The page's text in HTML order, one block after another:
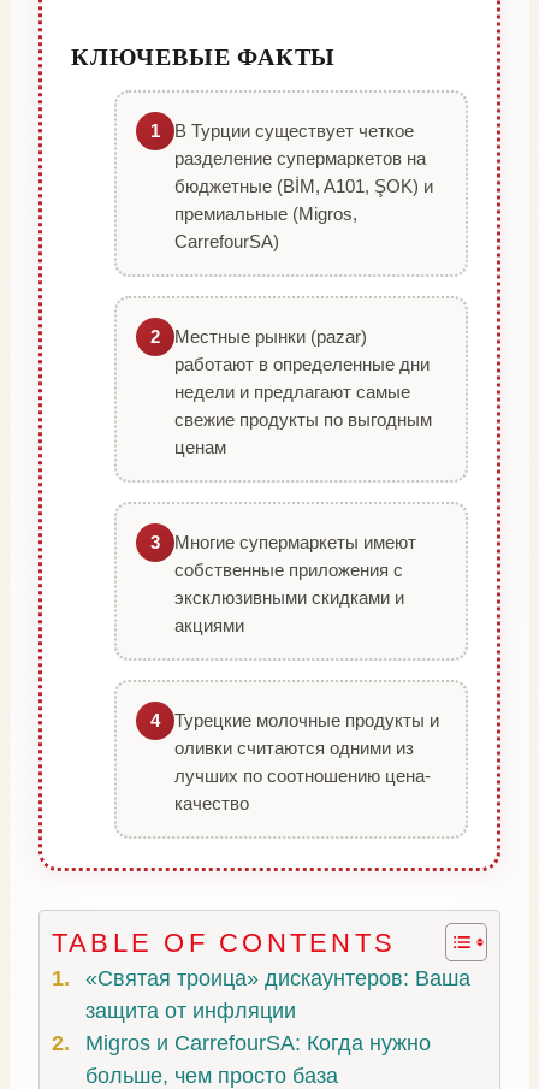
КЛЮЧЕВЫЕ ФАКТЫ
1
В Турции существует четкое
разделение супермаркетов на
бюджетные (BİM, A101, ŞOK) и
премиальные (Migros,
CarrefourSA)
2
Местные рынки (pazar)
работают в определенные дни
недели и предлагают самые
свежие продукты по выгодным
ценам
3
Многие супермаркеты имеют
собственные приложения с
эксклюзивными скидками и
акциями
4
Турецкие молочные продукты и
оливки считаются одними из
лучших по соотношению цена-
качество
TABLE OF CONTENTS
«Святая троица» дискаунтеров: Ваша
защита от инфляции
Migros и CarrefourSA: Когда нужно
больше, чем просто база